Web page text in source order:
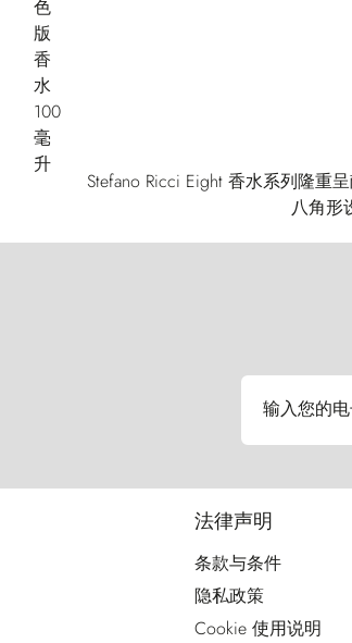
Stefano Ricci Eight 香水系列隆重
八角形
输入您的
法律声明
条款与条件
隐私政策
Cookie 使用说明